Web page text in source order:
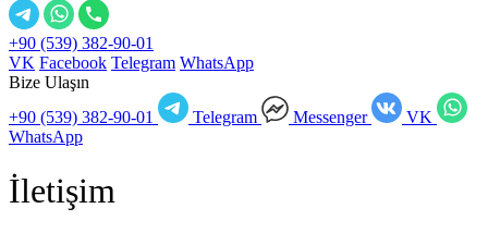
+90 (539) 382-90-01
VK Facebook Telegram WhatsApp
Bize Ulaşın
+90 (539) 382-90-01
Telegram Messenger
VK
WhatsApp
İletişim